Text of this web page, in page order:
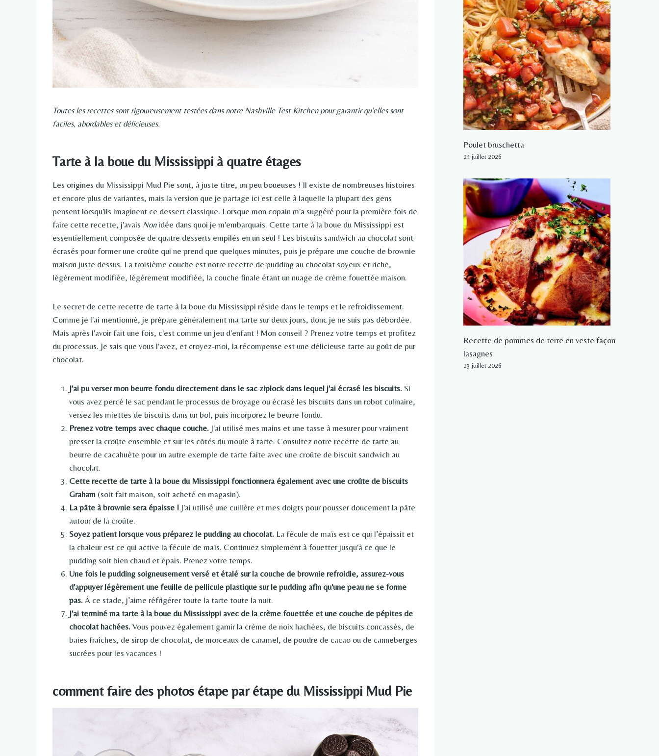
Toutes les recettes sont rigoureusement testées dans notre Nashville Test Kitchen pour garantir qu'elles sont
faciles, abordables et délicieuses.
Tarte à la boue du Mississippi à quatre étages
Les origines du Mississippi Mud Pie sont, à juste titre, un peu boueuses ! Il existe de nombreuses histoires
et encore plus de variantes, mais la version que je partage ici est celle à laquelle la plupart des gens
pensent lorsqu'ils imaginent ce dessert classique. Lorsque mon copain m'a suggéré pour la première fois de
faire cette recette, j'avais Nonidée dans quoi je m'embarquais. Cette tarte à la boue du Mississippi est
essentiellement composée de quatre desserts empilés en un seul ! Les biscuits sandwich au chocolat sont
écrasés pour former une croûte qui ne prend que quelques minutes, puis je prépare une couche de brownie
maison juste dessus. La troisième couche est notre recette de pudding au chocolat soyeux et riche,
légèrement modifiée, légèrement modifiée, la couche finale étant un nuage de crème fouettée maison.
Le secret de cette recette de tarte à la boue du Mississippi réside dans le temps et le refroidissement.
Comme je l'ai mentionné, je prépare généralement ma tarte sur deux jours, donc je ne suis pas débordée.
Mais après l'avoir fait une fois, c'est comme un jeu d'enfant ! Mon conseil ? Prenez votre temps et profitez
du processus. Je sais que vous l'avez, et croyez-moi, la récompense est une délicieuse tarte au goût de pur
chocolat.
J'ai pu verser mon beurre fondu directement dans le sac ziplock dans lequel j'ai écrasé les biscuits. Si
vous avez percé le sac pendant le processus de broyage ou écrasé les biscuits dans un robot culinaire,
versez les miettes de biscuits dans un bol, puis incorporez le beurre fondu.
Prenez votre temps avec chaque couche. J'ai utilisé mes mains et une tasse à mesurer pour vraiment
presser la croûte ensemble et sur les côtés du moule à tarte. Consultez notre recette de tarte au
beurre de cacahuète pour un autre exemple de tarte faite avec une croûte de biscuit sandwich au
chocolat.
Cette recette de tarte à la boue du Mississippi fonctionnera également avec une croûte de biscuits
Graham (soit fait maison, soit acheté en magasin).
La pâte à brownie sera épaisse ! J'ai utilisé une cuillère et mes doigts pour pousser doucement la pâte
autour de la croûte.
Soyez patient lorsque vous préparez le pudding au chocolat. La fécule de maïs est ce qui l’épaissit et
la chaleur est ce qui active la fécule de maïs. Continuez simplement à fouetter jusqu'à ce que le
pudding soit bien chaud et épais. Prenez votre temps.
Une fois le pudding soigneusement versé et étalé sur la couche de brownie refroidie, assurez-vous
d'appuyer légèrement une feuille de pellicule plastique sur le pudding afin qu'une peau ne se forme
pas. À ce stade, j’aime réfrigérer toute la tarte toute la nuit.
J'ai terminé ma tarte à la boue du Mississippi avec de la crème fouettée et une couche de pépites de
chocolat hachées. Vous pouvez également garnir la crème de noix hachées, de biscuits concassés, de
baies fraîches, de sirop de chocolat, de morceaux de caramel, de poudre de cacao ou de canneberges
sucrées pour les vacances !
comment faire des photos étape par étape du Mississippi Mud Pie
Poulet bruschetta
24 juillet 2026
Recette de pommes de terre en veste façon
lasagnes
23 juillet 2026